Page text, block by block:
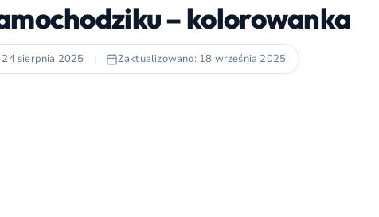
– kolorowanka
sierpnia 2025 | Zaktualizowano: 18 września 2025